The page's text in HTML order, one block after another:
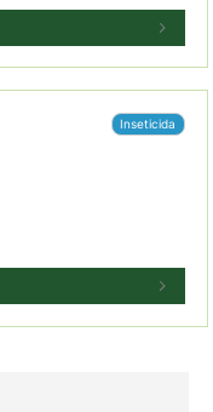
Inseticida